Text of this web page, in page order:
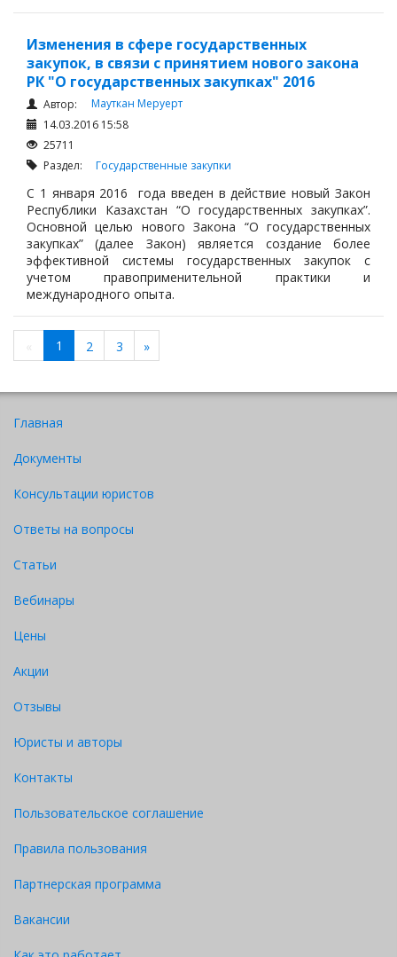
Изменения в сфере государственных
закупок, в связи с принятием нового закона
РК "О государственных закупках" 2016
Автор:
Мауткан Меруерт
14.03.2016 15:58
25711
Раздел: Государственные закупки
С 1 января 2016 года введен в действие новый Закон
Республики Казахстан “О государственных закупках”.
Основной целью нового Закона “О государственных
закупках” (далее Закон) является создание более
эффективной системы государственных закупок с
учетом правоприменительной практики и
международного опыта.
1 2 3 »
Главная
Документы
Консультации юристов
Ответы на вопросы
Статьи
Вебинары
Цены
Акции
Отзывы
Юристы и авторы
Контакты
Пользовательское соглашение
Правила пользования
Партнерская программа
Вакансии